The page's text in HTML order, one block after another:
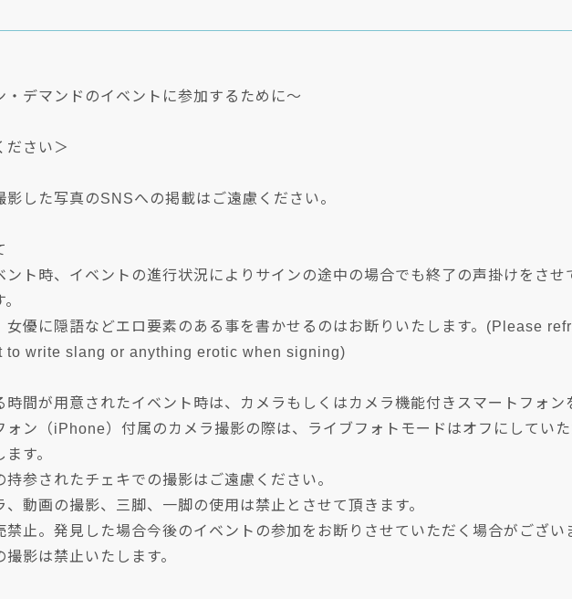
・デマンドのイベントに参加するために～
ださい＞
影した写真のSNSへの掲載はご遠慮ください。
ント時、イベントの進行状況によりサインの途中の場合でも終了の声掛けをさせ
女優に隠語などエロ要素のある事を書かせるのはお断りいたします。(Please
to write slang or anything erotic when signing)
時間が用意されたイベント時は、カメラもしくはカメラ機能付きスマートフォン
ォン（iPhone）付属のカメラ撮影の際は、ライブフォトモードはオフにしてい
す。
持参されたチェキでの撮影はご遠慮ください。
、動画の撮影、三脚、一脚の使用は禁止とさせて頂きます。
禁止。発見した場合今後のイベントの参加をお断りさせていただく場合がござい
撮影は禁止いたします。